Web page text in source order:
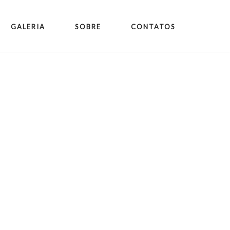
GALERIA SOBRE CONTATOS